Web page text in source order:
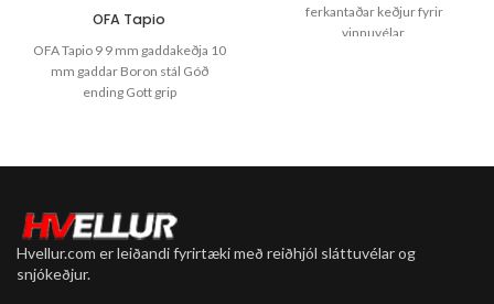
OFA Tapio
OFA Tapio 9 9 mm gaddakeðja 10
mm gaddar Boron stál Góð
ending Gott grip
ferkantaðar keðjur fyrir
vinnuvélar.
Hvellur.com er leiðandi fyrirtæki með reiðhjól sláttuvélar og
snjókeðjur.